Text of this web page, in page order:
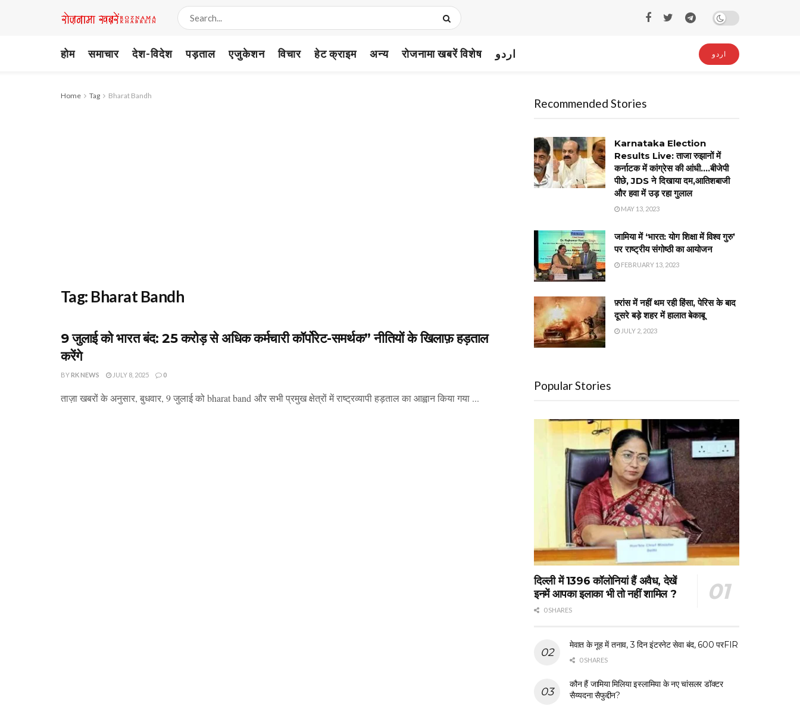
होम समाचार देश-विदेश पड़ताल एजुकेशन विचार हेट क्राइम अन्य रोजनामा खबरें विशेष اردو اردو
Home Tag Bharat Bandh
Tag: Bharat Bandh
9 जुलाई को भारत बंद: 25 करोड़ से अधिक कर्मचारी कॉर्पोरेट-समर्थक” नीतियों के खिलाफ़ हड़ताल
करेंगे
BYRK NEWS JULY 8, 2025 0
ताज़ा खबरों के अनुसार, बुधवार, 9 जुलाई को bharat band और सभी प्रमुख क्षेत्रों में राष्ट्रव्यापी हड़ताल का आह्वान किया गया ...
Recommended Stories
Karnataka Election
Results Live: ताजा रुझानों में
कर्नाटक में कांग्रेस की आंधी….बीजेपी
पीछे, JDS ने दिखाया दम,आतिशबाजी
और हवा में उड़ रहा गुलाल
MAY 13, 2023
जामिया में ‘भारत: योग शिक्षा में विश्व गुरु’
पर राष्ट्रीय संगोष्ठी का आयोजन
FEBRUARY 13, 2023
फ़्रांस में नहीं थम रही हिंसा, पेरिस के बाद
दूसरे बड़े शहर में हालात बेकाबू
JULY 2, 2023
Popular Stories
दिल्ली में 1396 कॉलोनियां हैं अवैध, देखें
इनमें आपका इलाका भी तो नहीं शामिल ?
0 SHARES
मेवात के नूह में तनाव, 3 दिन इंटरनेट सेवा बंद, 600 परFIR
0 SHARES
कौन हैं जामिया मिलिया इस्लामिया के नए चांसलर डॉक्टर
सैय्यदना सैफुद्दीन?